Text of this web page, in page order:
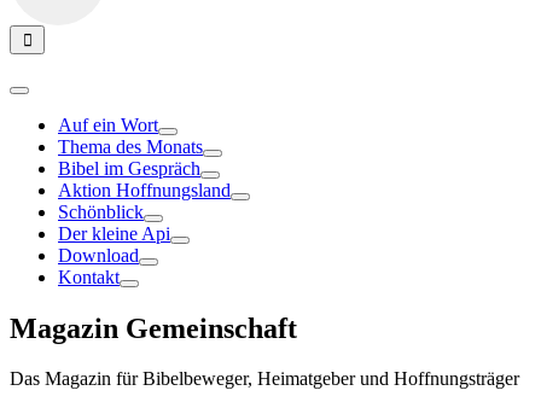
Auf ein Wort
Thema des Monats
Bibel im Gespräch
Aktion Hoffnungsland
Schönblick
Der kleine Api
Download
Kontakt
Magazin Gemeinschaft
Das Magazin für Bibelbeweger, Heimatgeber und Hoffnungsträger